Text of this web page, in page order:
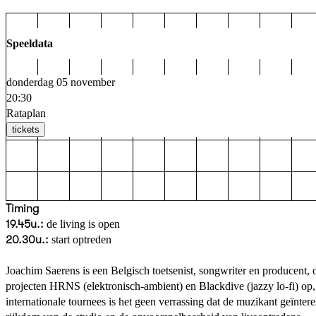
Speeldata
donderdag 05 november
20:30
Rataplan
tickets
Timing
19.45u.: de living is open
20.30u.: start optreden
Joachim Saerens is een Belgisch toetsenist, songwriter en
projecten HRNS (elektronisch-ambient) en Blackdive (jazzy lo-fi)
internationale tournees is het geen verrassing dat de muzikant